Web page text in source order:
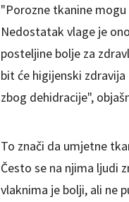
"Porozne tkanine
Nedostatak vlage je
posteljine bolje za
bit će higijenski
zbog dehidracije",
To znači da umjetne
Često se na njima ljudi
vlaknima je bolji, ali ne